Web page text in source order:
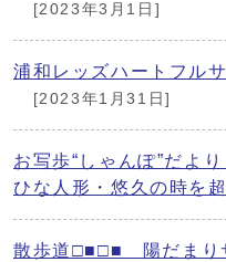
[2023年3月1日]
浦和レッズハートフル
[2023年1月31日]
お写歩“しゃんぽ”だよ
ひな人形・悠久の時を
散歩道□■□■ 陽だまり